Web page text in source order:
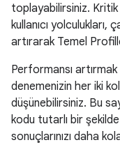
toplayabilirsiniz.
kullanıcı yolculukları,
artırarak Temel
Performansı artırmak
denemenizin her iki
düşünebilirsiniz. Bu
kodu tutarlı bir şekilde
sonuçlarınızı daha